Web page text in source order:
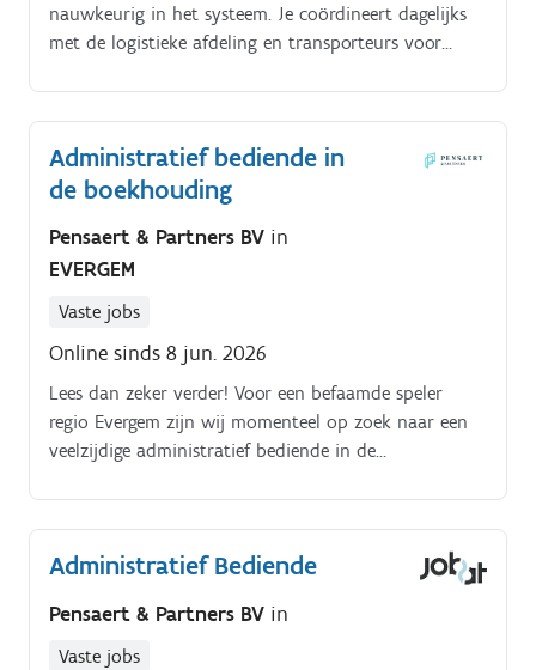
nauwkeurig in het systeem. Je coördineert dagelijks
met de logistieke afdeling en transporteurs voor
Administratief bediende in
de boekhouding
Pensaert & Partners BV in
EVERGEM
Vaste jobs
Online sinds 8 jun. 2026
Lees dan zeker verder! Voor een befaamde speler
regio Evergem zijn wij momenteel op zoek naar een
veelzijdige administratief bediende in de
Administratief Bediende
Pensaert & Partners BV in
Vaste jobs